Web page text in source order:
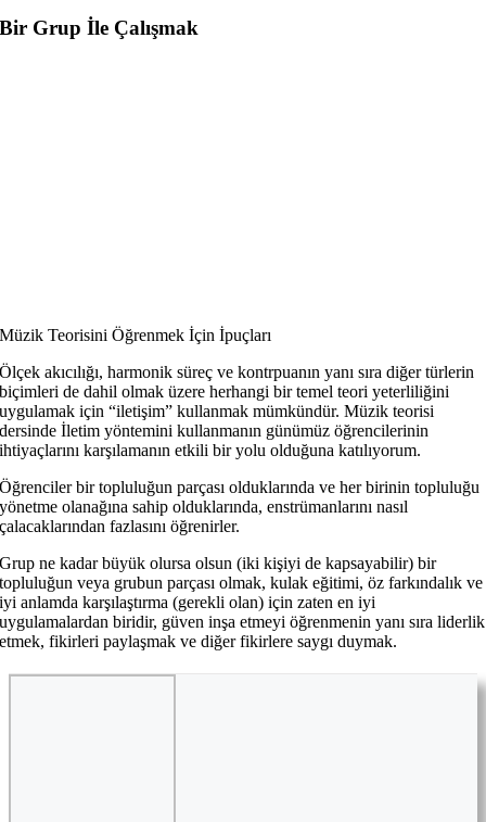
Bir Grup İle Çalışmak
Müzik Teorisini Öğrenmek İçin İpuçları
Ölçek akıcılığı, harmonik süreç ve kontrpuanın yanı sıra diğer türlerin
biçimleri de dahil olmak üzere herhangi bir temel teori yeterliliğini
uygulamak için “iletişim” kullanmak mümkündür. Müzik teorisi
dersinde İletim yöntemini kullanmanın günümüz öğrencilerinin
ihtiyaçlarını karşılamanın etkili bir yolu olduğuna katılıyorum.
Öğrenciler bir topluluğun parçası olduklarında ve her birinin topluluğu
yönetme olanağına sahip olduklarında, enstrümanlarını nasıl
çalacaklarından fazlasını öğrenirler.
Grup ne kadar büyük olursa olsun (iki kişiyi de kapsayabilir) bir
topluluğun veya grubun parçası olmak, kulak eğitimi, öz farkındalık ve
iyi anlamda karşılaştırma (gerekli olan) için zaten en iyi
uygulamalardan biridir, güven inşa etmeyi öğrenmenin yanı sıra liderlik
etmek, fikirleri paylaşmak ve diğer fikirlere saygı duymak.